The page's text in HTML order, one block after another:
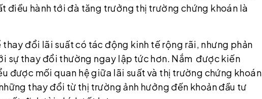
điều hành tới đà tăng trưởng thị trường chứng khoán là
thay đổi lãi suất có tác động kinh tế rộng rãi, nhưng phản
sự thay đổi thường ngay lập tức hơn. Nắm được kiến
được mối quan hệ giữa lãi suất và thị trường chứng khoán
thay đổi từ thị trường ảnh hưởng đến khoản đầu tư